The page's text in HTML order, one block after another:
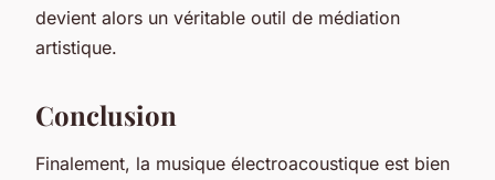
devient alors un véritable outil de médiation
artistique.
Conclusion
Finalement, la musique électroacoustique est bien